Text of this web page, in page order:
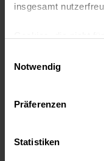
insgesamt
eingesetzt werden.
Es steht Ihnen frei,
Cookies zu
oder durch Auswahl
Notwendig
Präferenzen
Statistiken
MVZ am